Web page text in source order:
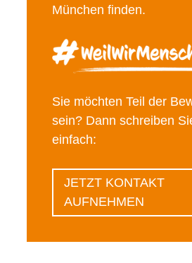
München finden.
Sie möchten Teil der
sein? Dann schreiben
einfach:
JETZT KONTAKT
AUFNEHMEN